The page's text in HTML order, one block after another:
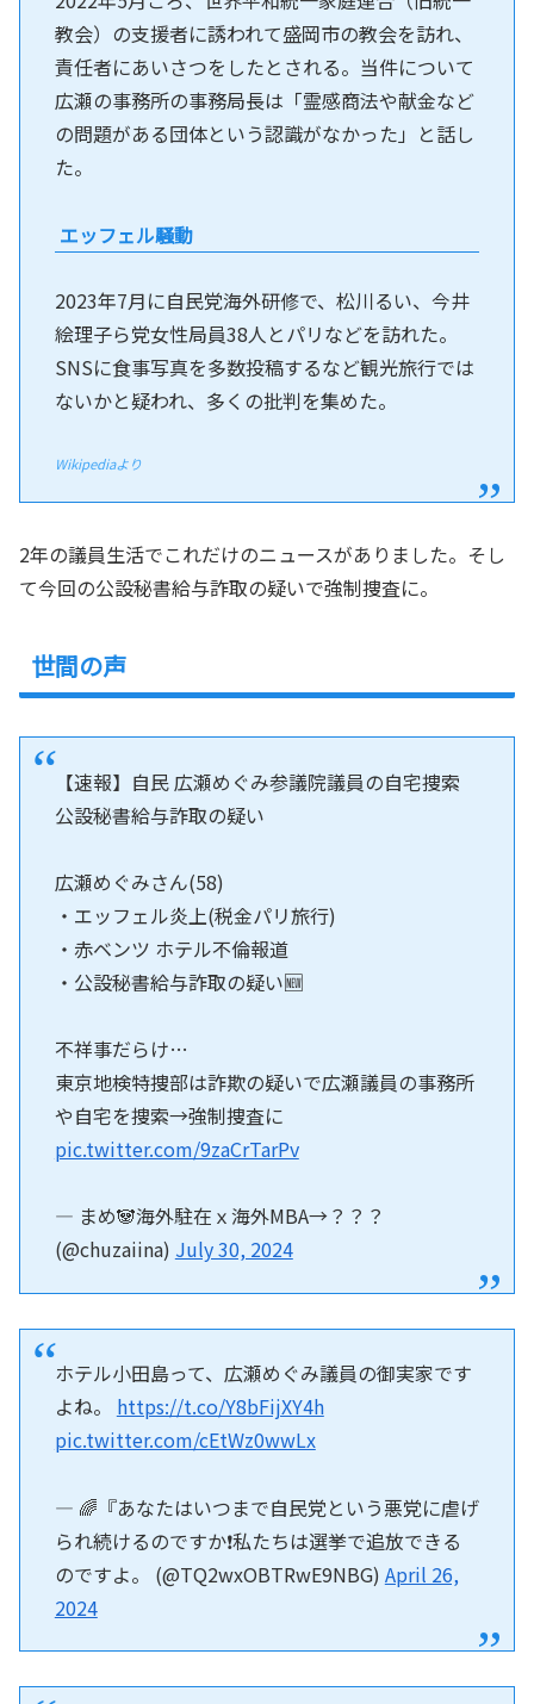
教会）の支援者に誘われて盛岡市の教会を訪れ、
責任者にあいさつをしたとされる。当件について
広瀬の事務所の事務局長は「霊感商法や献金など
の問題がある団体という認識がなかった」と話し
た。
エッフェル騒動
2023年7月に自民党海外研修で、松川るい、今井
絵理子ら党女性局員38人とパリなどを訪れた。
SNSに食事写真を多数投稿するなど観光旅行では
ないかと疑われ、多くの批判を集めた。
Wikipediaより
2年の議員生活でこれだけのニュースがありました。そし
て今回の公設秘書給与詐取の疑いで強制捜査に。
世間の声
【速報】自民 広瀬めぐみ参議院議員の自宅捜索
公設秘書給与詐取の疑い
広瀬めぐみさん(58)
・エッフェル炎上(税金パリ旅行)
・赤ベンツ ホテル不倫報道
・公設秘書給与詐取の疑い🆕
不祥事だらけ…
東京地検特捜部は詐欺の疑いで広瀬議員の事務所
や自宅を捜索→強制捜査に
pic.twitter.com/9zaCrTarPv
— まめ🐼海外駐在ｘ海外MBA→？？？
(@chuzaiina) July 30, 2024
ホテル小田島って、広瀬めぐみ議員の御実家です
よね。 https://t.co/Y8bFijXY4h
pic.twitter.com/cEtWz0wwLx
— 🌈『あなたはいつまで自民党という悪党に虐げ
られ続けるのですか❗私たちは選挙で追放できる
のですよ。 (@TQ2wxOBTRwE9NBG) April 26,
2024